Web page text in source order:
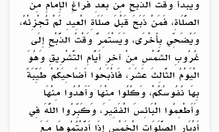
وَيَبْدَأُ وَقْتُ الذَّبْحِ مِنْ بَعْدِ فَرَاغِ الْإِمَامِ مِنَ
الصَّلَاةِ، فَمَنْ ذَبَحَ قَبْلَ صَلَاةِ الْعِيدِ لَمْ تُجْزِئْهُ،
وَيُضَحِّي بِأُخْرَى، وَيَسْتَمِرُّ وَقْتُ الذَّبْحِ إِلَى
غُرُوبِ الشَّمْسِ مِنْ آخِرِ أَيَّامِ التَّشْرِيقِ وَهُوَ
الْيَوْمُ الثَّالِثَ عَشَرَ، فَاذْبَحُوا أَضَاحِيَكُمْ طَيِّبَةً
بِهَا نُفُوسُكُمْ، وَكُلُوا مِنْهَا وَأَهْدُوا مِنْهَا
وَأَطْعِمُوا الْبَائِسَ الْفَقِيرَ، وَكَبِّرُوا اللَّهَ فِي
أَدْبَارِ الصَّلَوَاتِ الْخَمْسِ إِذَا أَدَّيْتُمُوهَا مَعَ